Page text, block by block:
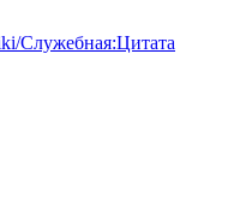
Служебная:Цитата